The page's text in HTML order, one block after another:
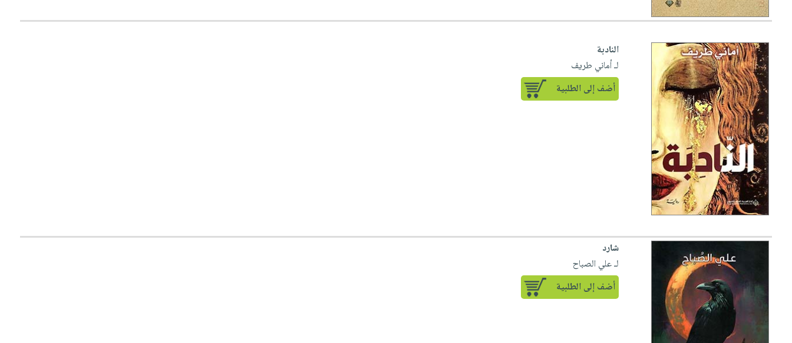
النادبة
لـ أماني طريف
أضف إلى الطلبية
شارد
لـ علي الصباح
أضف إلى الطلبية